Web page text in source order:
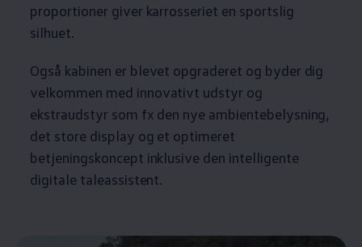
proportioner giver karrosseriet en sportslig
silhuet.
Også kabinen er blevet opgraderet og byder dig
velkommen med innovativt udstyr og
ekstraudstyr som fx den nye ambientebelysning,
det store display og et optimeret
betjeningskoncept inklusive den intelligente
digitale taleassistent.